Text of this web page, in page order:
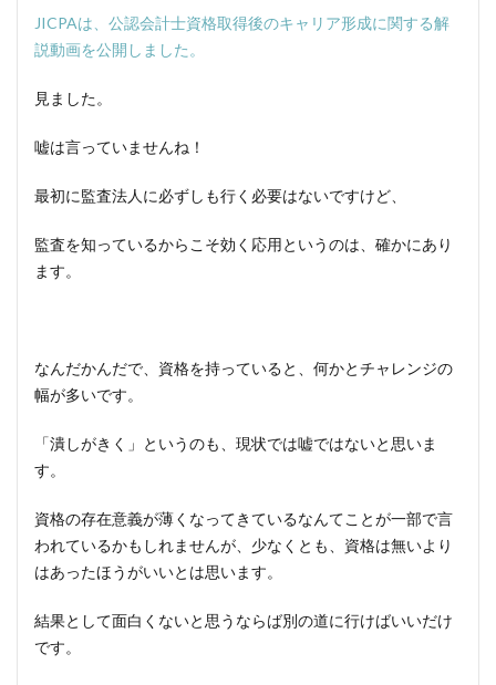
JICPAは、公認会計士資格取得後のキャリア形成に関する解
説動画を公開しました。
見ました。
嘘は言っていませんね！
最初に監査法人に必ずしも行く必要はないですけど、
監査を知っているからこそ効く応用というのは、確かにあり
ます。
なんだかんだで、資格を持っていると、何かとチャレンジの
幅が多いです。
「潰しがきく」というのも、現状では嘘ではないと思いま
す。
資格の存在意義が薄くなってきているなんてことが一部で言
われているかもしれませんが、少なくとも、資格は無いより
はあったほうがいいとは思います。
結果として面白くないと思うならば別の道に行けばいいだけ
です。